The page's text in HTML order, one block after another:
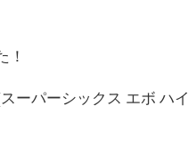
！
ーパーシックス エボ ハイ